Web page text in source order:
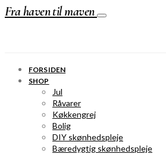
Fra haven til maven
FORSIDEN
SHOP
Jul
Råvarer
Køkkengrej
Bolig
DIY skønhedspleje
Bæredygtig skønhedspleje